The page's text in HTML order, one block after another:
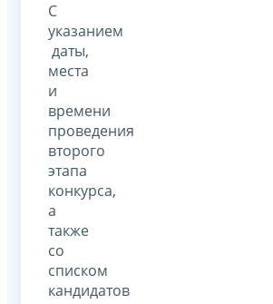
С
указанием
даты,
места
и
времени
проведения
второго
этапа
конкурса,
а
также
со
списком
кандидатов